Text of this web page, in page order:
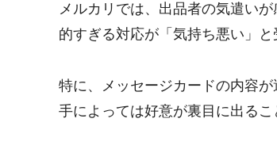
メルカリでは、出品者の気遣い
的すぎる対応が「気持ち悪い」
特に、メッセージカードの内容
手によっては好意が裏目に出るこ